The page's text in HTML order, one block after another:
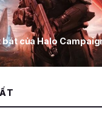
bát của Halo